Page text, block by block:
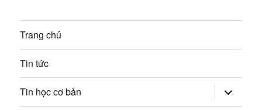
g
b
à
i
ế
Trang chủ
Tin tức
Tin học cơ bản mở
rộng
trình